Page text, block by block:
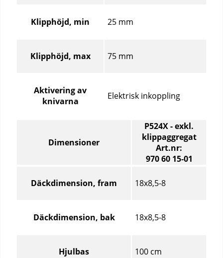
Klipphöjd, min 25 mm
Klipphöjd, max 75 mm
Aktivering av
knivarna
Elektrisk inkoppling
Dimensioner
P524X - exkl.
klippaggregat
Art.nr:
970 60 15‑01
Däckdimension, fram 18x8,5-8
Däckdimension, bak 18x8,5-8
Hjulbas 100 cm